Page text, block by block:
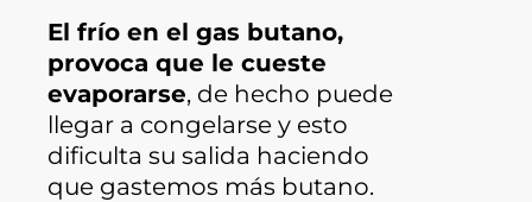
El frío en el gas butano,
provoca que le cueste
evaporarse, de hecho puede
llegar a congelarse y esto
dificulta su salida haciendo
que gastemos más butano.